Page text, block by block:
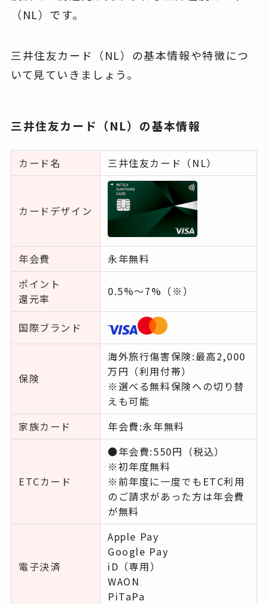
（NL）です。
三井住友カード（NL）の基本情報や特徴につ
いて見ていきましょう。
三井住友カード（NL）の基本情報
カード名 三井住友カード（NL）
カードデザイン
年会費
永年無料
ポイント
還元率
0.5%〜7%（※）
国際ブランド
保険
海外旅行傷害保険:最高2,000
万円（利用付帯）
※選べる無料保険への切り替
えも可能
家族カード
年会費:永年無料
ETCカード
●年会費:550円（税込）
※初年度無料
※前年度に一度でもETC利用
のご請求があった方は年会費
が無料
電子決済
Apple Pay
Google Pay
iD（専用）
WAON
PiTaPa